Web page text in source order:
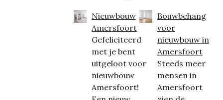
Nieuwbouw
Amersfoort
Gefeliciteerd
met je bent
uitgeloot voor
nieuwbouw
Amersfoort!
Bouwbehang
voor
nieuwbouw in
Amersfoort
Steeds meer
mensen in
Amersfoort